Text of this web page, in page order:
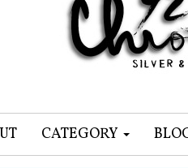
CATEGORY